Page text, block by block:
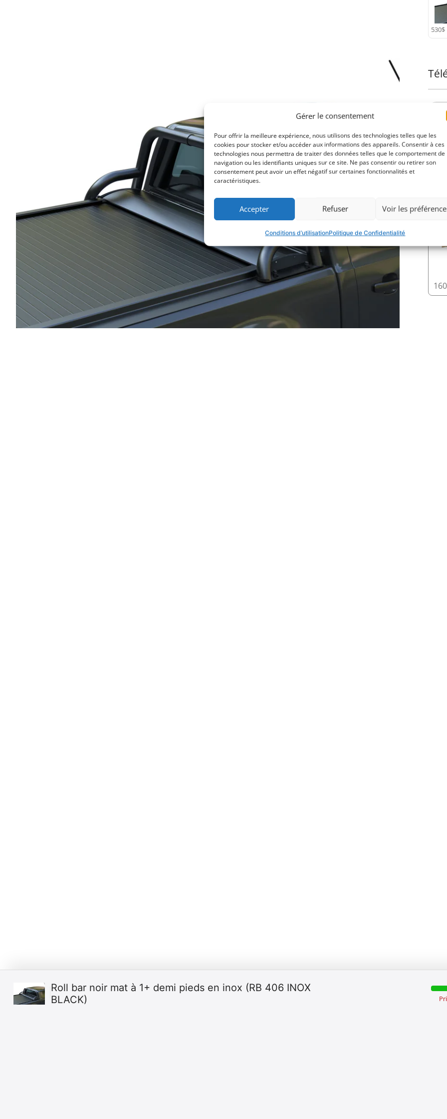
Gérer le consentement
Pour offrir la meilleure expérience, nous utilisons des technologies telles que les
cookies pour stocker et/ou accéder aux informations des appareils. Consentir à ces
technologies nous permettra de traiter des données telles que le comportement de
navigation ou les identifiants uniques sur ce site. Ne pas consentir ou retirer son
consentement peut avoir un effet négatif sur certaines fonctionnalités et
caractéristiques.
Accepter Refuser Voir les
Conditions d’utilisationPolitique de Confidentialité
530$
Roll bar noir mat à 1+ demi pieds en inox (RB 406 INOX
BLACK)